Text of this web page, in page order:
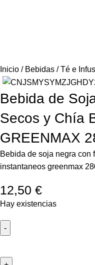
Inicio Bebidas Té e
Bebida de
Secos y Chía
GREENMAX
Bebida de soja negra con
instantaneos greenmax
12,50 €
Hay existencias